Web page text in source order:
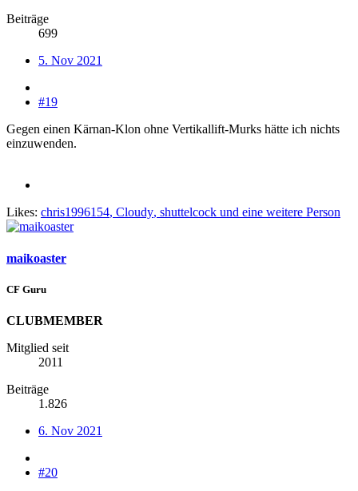
Beiträge
699
5. Nov 2021
#19
Gegen einen Kärnan-Klon ohne Vertikallift-Murks hätte ich nichts
einzuwenden.
Likes: chris1996154, Cloudy, shuttelcock und eine weitere Person
maikoaster
CF Guru
CLUBMEMBER
Mitglied seit
2011
Beiträge
1.826
6. Nov 2021
#20